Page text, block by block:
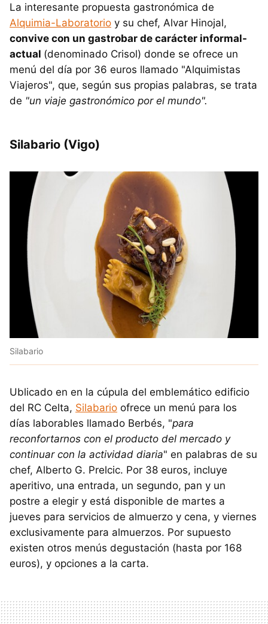
La interesante propuesta gastronómica de
Alquimia-Laboratorio y su chef, Alvar Hinojal,
convive con un gastrobar de carácter informal-
actual (denominado Crisol) donde se ofrece un
menú del día por 36 euros llamado "Alquimistas
Viajeros", que, según sus propias palabras, se trata
de "un viaje gastronómico por el mundo".
Silabario (Vigo)
Silabario
Ublicado en en la cúpula del emblemático edificio
del RC Celta, Silabario ofrece un menú para los
días laborables llamado Berbés, "para
reconfortarnos con el producto del mercado y
continuar con la actividad diaria" en palabras de su
chef, Alberto G. Prelcic. Por 38 euros, incluye
aperitivo, una entrada, un segundo, pan y un
postre a elegir y está disponible de martes a
jueves para servicios de almuerzo y cena, y viernes
exclusivamente para almuerzos. Por supuesto
existen otros menús degustación (hasta por 168
euros), y opciones a la carta.